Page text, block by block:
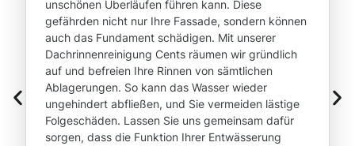
unschönen Überläufen führen kann. Diese
gefährden nicht nur Ihre Fassade, sondern können
auch das Fundament schädigen. Mit unserer
Dachrinnenreinigung Cents räumen wir gründlich
auf und befreien Ihre Rinnen von sämtlichen
Ablagerungen. So kann das Wasser wieder
ungehindert abfließen, und Sie vermeiden lästige
Folgeschäden. Lassen Sie uns gemeinsam dafür
sorgen, dass die Funktion Ihrer Entwässerung